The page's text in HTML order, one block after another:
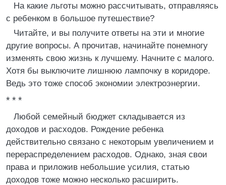
На какие льготы можно рассчитывать, отправляясь
с ребенком в большое путешествие?
Читайте, и вы получите ответы на эти и многие
другие вопросы. А прочитав, начинайте понемногу
изменять свою жизнь к лучшему. Начните с малого.
Хотя бы выключите лишнюю лампочку в коридоре.
Ведь это тоже способ экономии электроэнергии.
* * *
Любой семейный бюджет складывается из
доходов и расходов. Рождение ребенка
действительно связано с некоторым увеличением и
перераспределением расходов. Однако, зная свои
права и приложив небольшие усилия, статью
доходов тоже можно несколько расширить.